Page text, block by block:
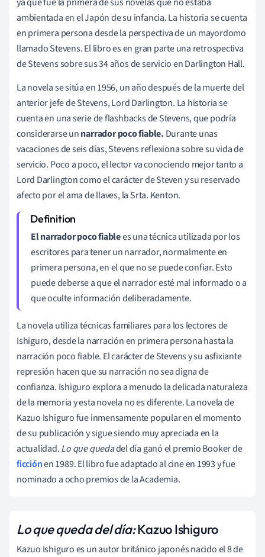
ambientada en el Japón de su infancia. La historia se cuenta
en primera persona desde la perspectiva de un mayordomo
llamado Stevens. El libro es en gran parte una retrospectiva
de Stevens sobre sus 34 años de servicio en Darlington Hall.
La novela se sitúa en 1956, un año después de la muerte del
anterior jefe de Stevens, Lord Darlington. La historia se
cuenta en una serie de flashbacks de Stevens, que podría
considerarse unnarrador poco fiable. Durante unas
vacaciones de seis días, Stevens reflexiona sobre su vida de
servicio. Poco a poco, el lector va conociendo mejor tanto a
Lord Darlington como el carácter de Steven y su reservado
afecto por el ama de llaves, la Srta. Kenton.
El narrador poco fiablees una técnica utilizada por los
escritores para tener un narrador, normalmente en
primera persona, en el que no se puede confiar. Esto
puede deberse a que el narrador esté mal informado o a
que oculte información deliberadamente.
La novela utiliza técnicas familiares para los lectores de
Ishiguro, desde la narración en primera persona hasta la
narración poco fiable. El carácter de Stevens y su asfixiante
represión hacen que su narración no sea digna de
confianza. Ishiguro explora a menudo la delicada naturaleza
de la memoria y esta novela no es diferente. La novela de
Kazuo Ishiguro fue inmensamente popular en el momento
de su publicación y sigue siendo muy apreciada en la
actualidad.Lo que quedadel día ganó el premio Booker de
ficciónen 1989. El libro fue adaptado al cine en 1993 y fue
nominado a ocho premios de la Academia.
Lo que queda del día:Kazuo Ishiguro
Kazuo Ishiguro es un autor británico japonés nacido el 8 de